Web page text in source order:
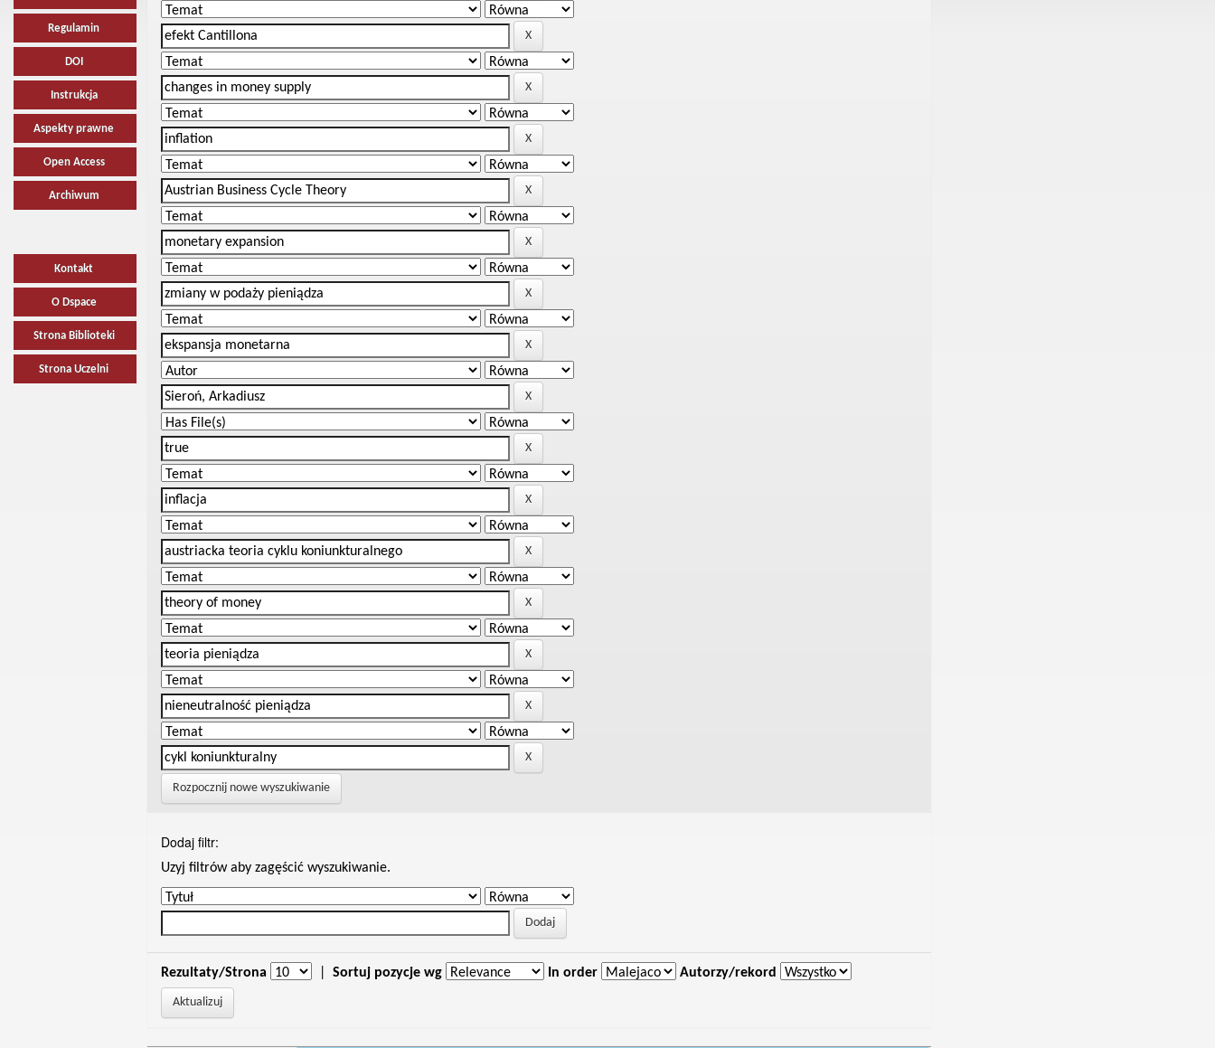
Regulamin
DOI
Instrukcja
Aspekty prawne
Open Access
Archiwum
Kontakt
O Dspace
Strona Biblioteki
Strona Uczelni
Rozpocznij nowe wyszukiwanie
Dodaj filtr:
Uzyj filtrów aby zagęścić wyszukiwanie.
Rezultaty/Strona Sortuj pozycje wg In order Autorzy/rekord